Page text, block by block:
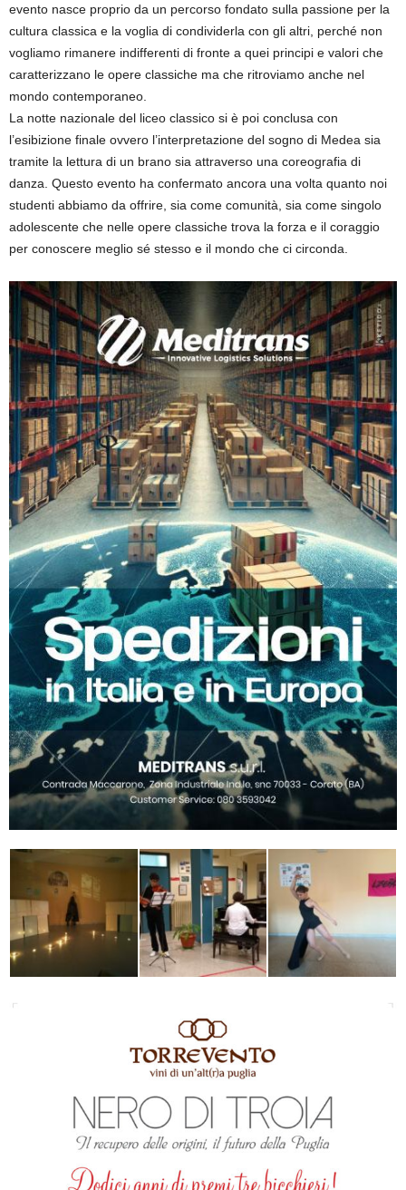
evento nasce proprio da un percorso fondato sulla passione per la
cultura classica e la voglia di condividerla con gli altri, perché non
vogliamo rimanere indifferenti di fronte a quei principi e valori che
caratterizzano le opere classiche ma che ritroviamo anche nel
mondo contemporaneo.
La notte nazionale del liceo classico si è poi conclusa con
l’esibizione finale ovvero l’interpretazione del sogno di Medea sia
tramite la lettura di un brano sia attraverso una coreografia di
danza. Questo evento ha confermato ancora una volta quanto noi
studenti abbiamo da offrire, sia come comunità, sia come singolo
adolescente che nelle opere classiche trova la forza e il coraggio
per conoscere meglio sé stesso e il mondo che ci circonda.